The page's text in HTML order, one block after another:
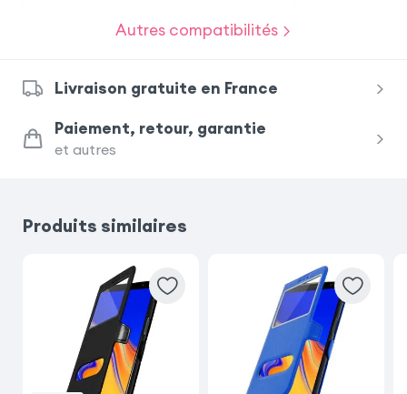
Samsung Galaxy S24 Ultra
Samsung Galaxy S23 Ultra
Xiaomi Redmi Note 15
Samsung Galaxy A34 5G
Autres compatibilités
Livraison gratuite en France
Paiement, retour, garantie
et autres
Produits similaires